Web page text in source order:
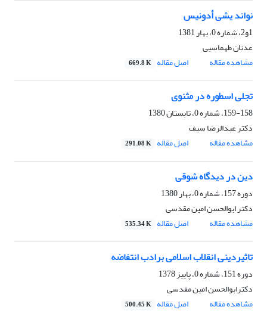
نواند یشی أدونیس
1و2، شماره 0، بهار 1381
عدنان طهماسبى
مشاهده مقاله
اصل مقاله 669.8 K
تجلی اسطوره در مثنوی
159-158، شماره 0، تابستان 1380
دکتر عبدالرضا سیف
مشاهده مقاله
اصل مقاله 291.08 K
دین در دیدگاه شوقی
دوره 157، شماره 0، بهار 1380
دکتر ابوالحسن امین مقدسی
مشاهده مقاله
اصل مقاله 535.34 K
تاثیردینی انقلاب اسلامی برادب انتفاضه
دوره 151، شماره 0، پاییز 1378
دکترابوالحسن امین مقدسی
مشاهده مقاله
اصل مقاله 500.45 K